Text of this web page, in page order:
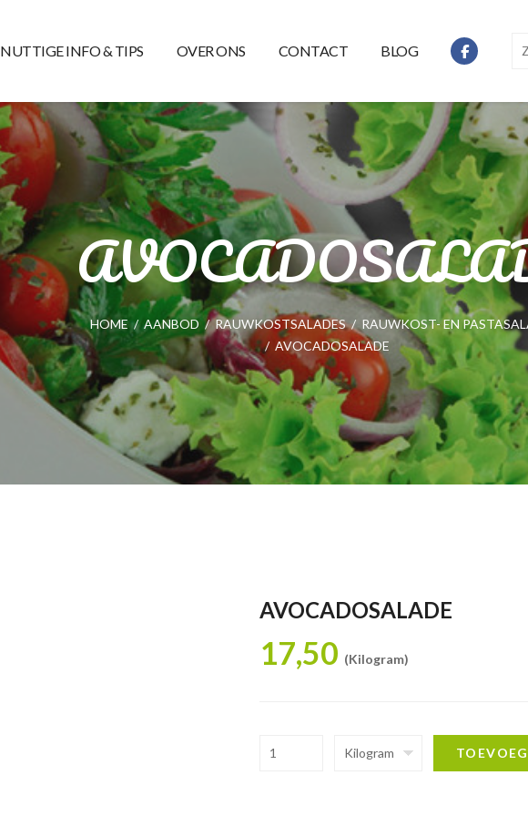
NUTTIGE INFO & TIPS OVER ONS CONTACT BLOG
HOME / AANBOD / RAUWKOSTSALADES / RAUWKOST- EN
/ AVOCADOSALADE
AVOCADOSALADE
17,50 (Kilogram)
Kilogram